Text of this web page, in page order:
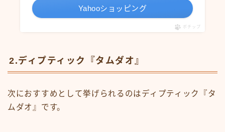
Yahooショッピング
ポチップ
2.ディプティック『タムダオ』
次におすすめとして挙げられるのはディプティック『タ
ムダオ』です。